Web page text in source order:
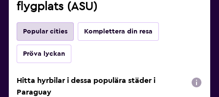
flygplats (ASU)
Popular cities Komplettera din resa
Pröva lyckan
Hitta hyrbilar i dessa populära städer i
Paraguay